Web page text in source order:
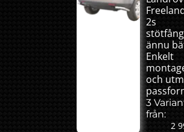
2s
ännu
Enkelt
och
3
från:
2